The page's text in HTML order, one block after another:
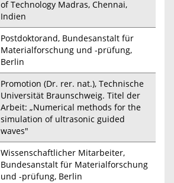
of Technology Madras, Chennai,
Indien
Postdoktorand, Bundesanstalt für
Materialforschung und -prüfung,
Berlin
Promotion (Dr. rer. nat.), Technische
Universität Braunschweig. Titel der
Arbeit: „Numerical methods for the
simulation of ultrasonic guided
waves"
Wissenschaftlicher Mitarbeiter,
Bundesanstalt für Materialforschung
und -prüfung, Berlin